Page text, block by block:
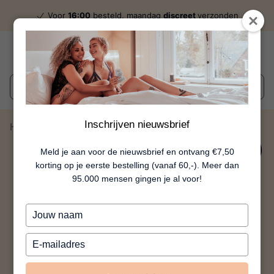
Inschrijven nieuwsbrief
Meld je aan voor de nieuwsbrief en ontvang €7,50
korting op je eerste bestelling (vanaf 60,-). Meer dan
95.000 mensen gingen je al voor!
Typ
je
naam
Typ
je
e-
Voor 16:00 besteld, maandag discreetverzonden
Wat zoek je?
Home
Femme Intime Perzik